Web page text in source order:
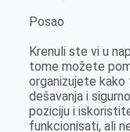
Posao
Krenuli ste vi u
tome možete
organizujete
dešavanja i
poziciju i
funkcionisati, ali